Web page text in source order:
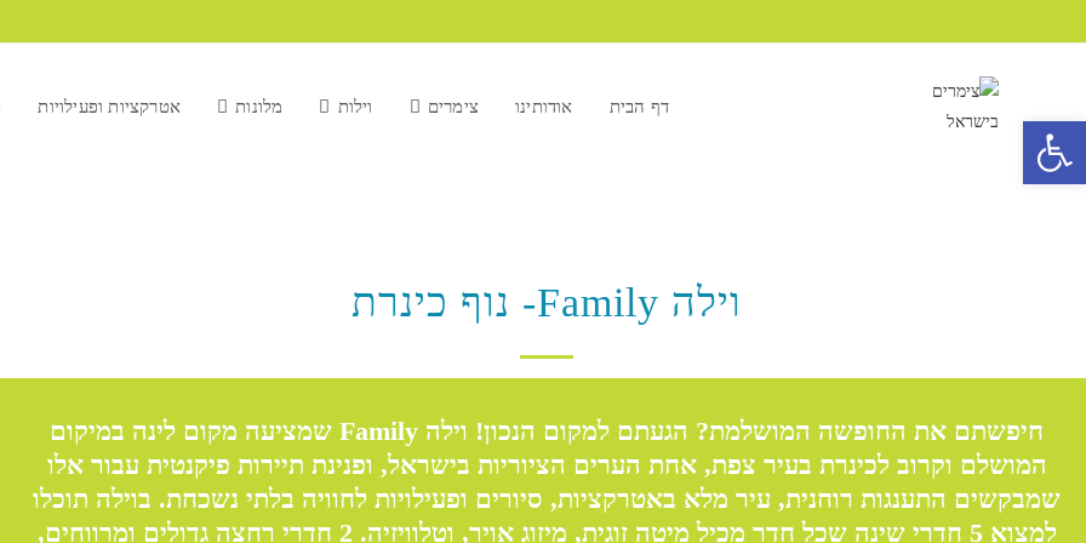
פתח סרגל נגישות
דף הבית אודותינו צימרים וילות מלונות אטרקציות ופעילויות
וילה Family- נוף כינרת
חיפשתם את החופשה המושלמת? הגעתם למקום הנכון! וילה Family שמציעה מקום לינה במיקום
המושלם וקרוב לכינרת בעיר צפת, אחת הערים הציוריות בישראל, ופנינת תיירות פיקנטית עבור אלו
שמבקשים התענגות רוחנית, עיר מלא באטרקציות, סיורים ופעילויות לחוויה בלתי נשכחת. בוילה תוכלו
למצוא 5 חדרי שינה שכל חדר מכיל מיטה זוגית, מיזוג אויר, וטלוויזיה. 2 חדרי רחצה גדולים ומרווחים,